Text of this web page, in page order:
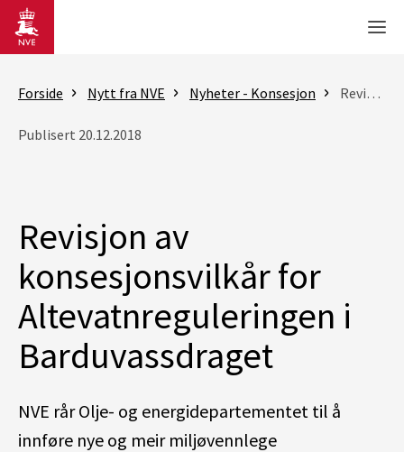
Gå til hovedinnhold
Forside Nytt fra NVE Nyheter - Konsesjon Revisjon av konsesjonsvilkår for Altevatnreguleringen i Barduvassdraget
Publisert 20.12.2018
Revisjon av
konsesjonsvilkår for
Altevatnreguleringen i
Barduvassdraget
NVE rår Olje- og energidepartementet til å
innføre nye og meir miljøvennlege